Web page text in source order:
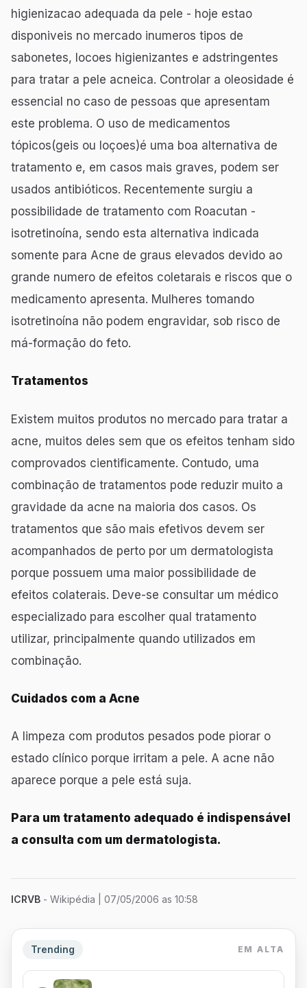
higienizacao adequada da pele - hoje estao
disponiveis no mercado inumeros tipos de
sabonetes, locoes higienizantes e adstringentes
para tratar a pele acneica. Controlar a oleosidade é
essencial no caso de pessoas que apresentam
este problema. O uso de medicamentos
tópicos(geis ou loçoes)é uma boa alternativa de
tratamento e, em casos mais graves, podem ser
usados antibióticos. Recentemente surgiu a
possibilidade de tratamento com Roacutan -
isotretinoína, sendo esta alternativa indicada
somente para Acne de graus elevados devido ao
grande numero de efeitos coletarais e riscos que o
medicamento apresenta. Mulheres tomando
isotretinoína não podem engravidar, sob risco de
má-formação do feto.
Tratamentos
Existem muitos produtos no mercado para tratar a
acne, muitos deles sem que os efeitos tenham sido
comprovados cientificamente. Contudo, uma
combinação de tratamentos pode reduzir muito a
gravidade da acne na maioria dos casos. Os
tratamentos que são mais efetivos devem ser
acompanhados de perto por um dermatologista
porque possuem uma maior possibilidade de
efeitos colaterais. Deve-se consultar um médico
especializado para escolher qual tratamento
utilizar, principalmente quando utilizados em
combinação.
Cuidados com a Acne
A limpeza com produtos pesados pode piorar o
estado clínico porque irritam a pele. A acne não
aparece porque a pele está suja.
Para um tratamento adequado é indispensável
a consulta com um dermatologista.
ICRVB - Wikipédia | 07/05/2006 as 10:58
Trending EM ALTA